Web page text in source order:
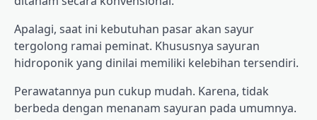
Apalagi, saat ini kebutuhan pasar akan sayur
tergolong ramai peminat. Khususnya sayuran
hidroponik yang dinilai memiliki kelebihan tersendiri.
Perawatannya pun cukup mudah. Karena, tidak
berbeda dengan menanam sayuran pada umumnya.